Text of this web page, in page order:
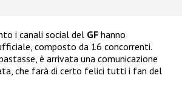
i canali social del GF hanno
composto da 16 concorrenti.
è arrivata una comunicazione
che farà di certo felici tutti i fan del